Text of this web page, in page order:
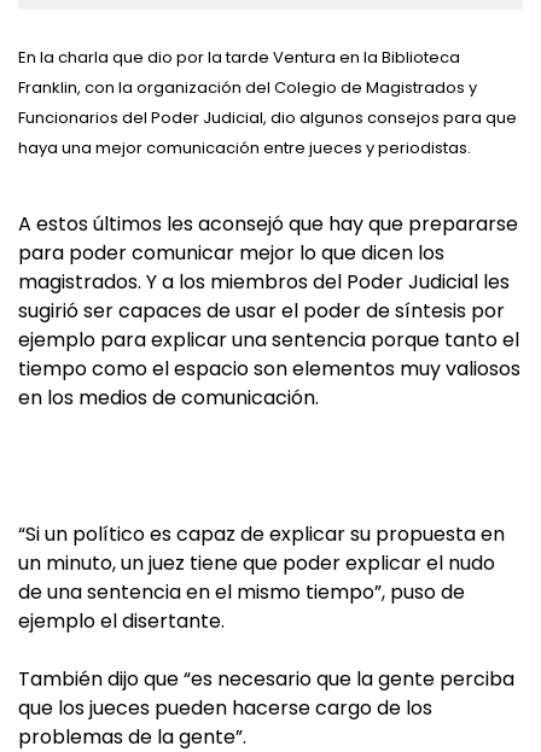
En la charla que dio por la tarde Ventura en la Biblioteca
Franklin, con la organización del Colegio de Magistrados y
Funcionarios del Poder Judicial, dio algunos consejos para que
haya una mejor comunicación entre jueces y periodistas.
A estos últimos les aconsejó que hay que prepararse
para poder comunicar mejor lo que dicen los
magistrados. Y a los miembros del Poder Judicial les
sugirió ser capaces de usar el poder de síntesis por
ejemplo para explicar una sentencia porque tanto el
tiempo como el espacio son elementos muy valiosos
en los medios de comunicación.
“Si un político es capaz de explicar su propuesta en
un minuto, un juez tiene que poder explicar el nudo
de una sentencia en el mismo tiempo”, puso de
ejemplo el disertante.
También dijo que “es necesario que la gente perciba
que los jueces pueden hacerse cargo de los
problemas de la gente”.